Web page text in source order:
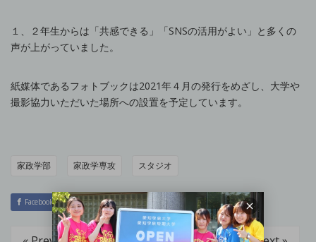
１、２年生からは「共感できる」「SNSの活用がよい」と多くの
声が上がっていました。
紙媒体であるフォトブックは2021年４月の発行をめざし、大学や
撮影協力いただいた場所への設置を予定しています。
家政学部 家政学専攻 スタジオ
Facebook Twitter Hatena LINE